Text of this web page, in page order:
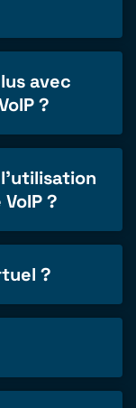
avec
?
?
?